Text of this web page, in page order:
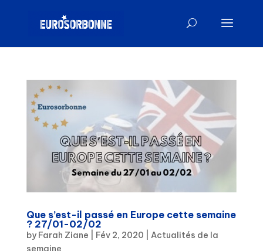
Que s’est-il passé en Europe cette semaine
? 27/01-02/02
by Farah Ziane Fév 2, 2020
Actualités de la
semaine